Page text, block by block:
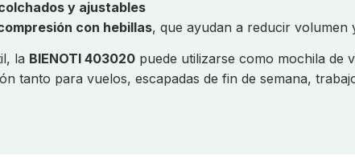
y ajustables
con hebillas, que ayudan a reducir volumen
la BIENOTI 403020puede utilizarse como mochila de
tanto para vuelos, escapadas de fin de semana,